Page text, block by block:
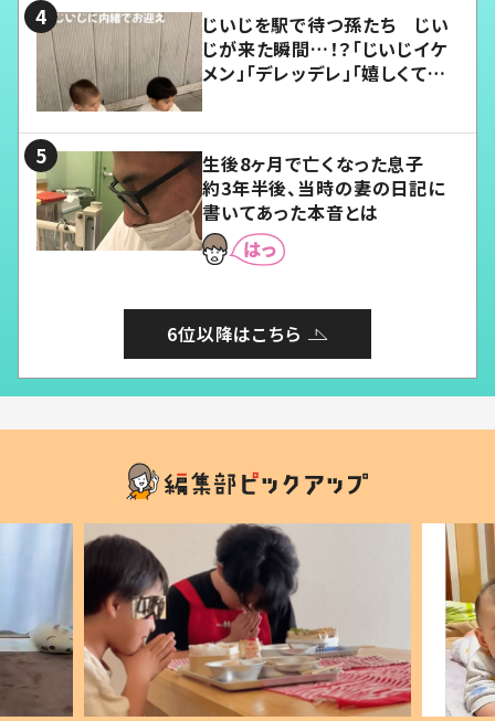
じいじを駅で待つ孫たち じい
じが来た瞬間…！？「じいじイケ
メン」「デレッデレ」「嬉しくて可
生後8ヶ月で亡くなった息子
約3年半後、当時の妻の日記に
書いてあった本音とは
6位以降はこちら